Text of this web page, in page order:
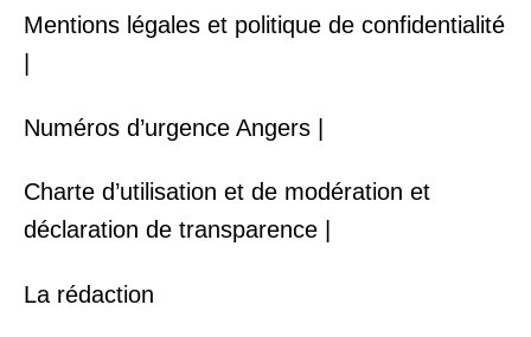
Mentions légales et politique de confidentialité
Numéros d’urgence Angers |
Charte d’utilisation et de modération et
déclaration de transparence |
La rédaction